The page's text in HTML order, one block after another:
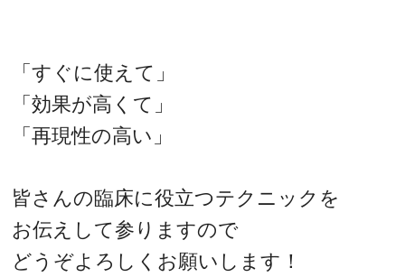
「すぐに使えて」
「効果が高くて」
「再現性の高い」
皆さんの臨床に役立つテクニックを
お伝えして参りますので
どうぞよろしくお願いします！